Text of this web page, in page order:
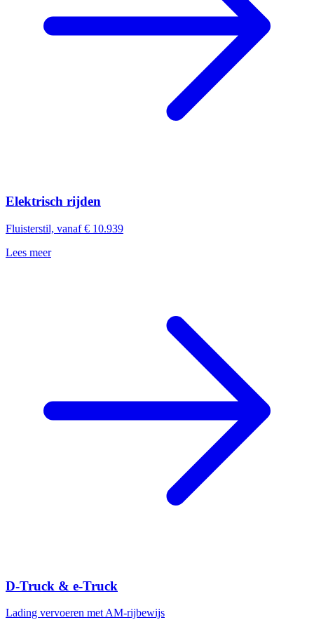
Elektrisch rijden
Fluisterstil, vanaf € 10.939
Lees meer
D-Truck & e-Truck
Lading vervoeren met AM-rijbewijs